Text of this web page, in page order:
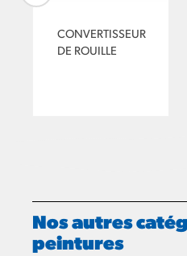
CONVERTISSEUR
DE ROUILLE
Nos autres
peintures